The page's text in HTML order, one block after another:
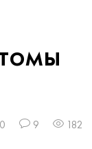
9 182